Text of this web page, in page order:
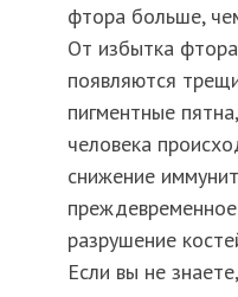
фтора больше,
От избытка
появляются
пигментные
человека
снижение
разрушение
Если вы не